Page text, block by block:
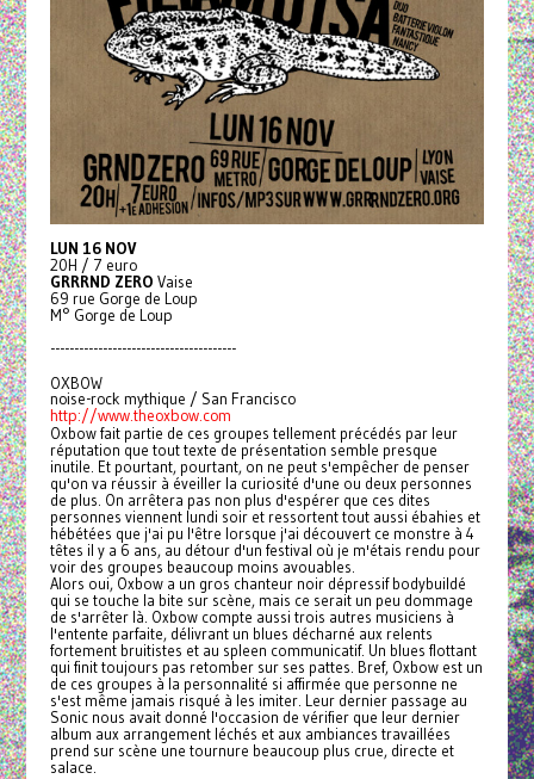
LUN 16 NOV
20H / 7 euro
GRRRND ZERO Vaise
69 rue Gorge de Loup
M° Gorge de Loup
---------------------------------------
OXBOW
noise-rock mythique / San Francisco
http://www.theoxbow.com
Oxbow fait partie de ces groupes tellement précédés par leur
réputation que tout texte de présentation semble presque
inutile. Et pourtant, pourtant, on ne peut s'empêcher de penser
qu'on va réussir à éveiller la curiosité d'une ou deux personnes
de plus. On arrêtera pas non plus d'espérer que ces dites
personnes viennent lundi soir et ressortent tout aussi ébahies et
hébétées que j'ai pu l'être lorsque j'ai découvert ce monstre à 4
têtes il y a 6 ans, au détour d'un festival où je m'étais rendu pour
voir des groupes beaucoup moins avouables.
Alors oui, Oxbow a un gros chanteur noir dépressif bodybuildé
qui se touche la bite sur scène, mais ce serait un peu dommage
de s'arrêter là. Oxbow compte aussi trois autres musiciens à
l'entente parfaite, délivrant un blues décharné aux relents
fortement bruitistes et au spleen communicatif. Un blues flottant
qui finit toujours pas retomber sur ses pattes. Bref, Oxbow est un
de ces groupes à la personnalité si affirmée que personne ne
s'est même jamais risqué à les imiter. Leur dernier passage au
Sonic nous avait donné l'occasion de vérifier que leur dernier
album aux arrangement léchés et aux ambiances travaillées
prend sur scène une tournure beaucoup plus crue, directe et
salace.